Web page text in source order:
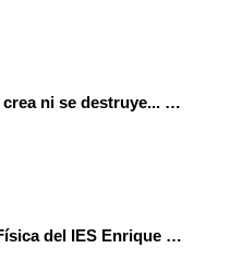
La energía ni se crea ni se destruye... ¡se experimenta! El Tierno en la Feria Madrid es Ciencia 2026
El Gabinete de Física del IES Enrique Tierno Galván de Parla (Curso 25-26)